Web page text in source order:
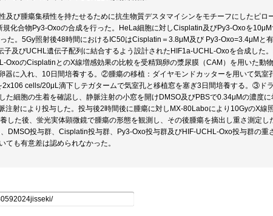
及び腫瘍集積性を持たせるために抗生物質デスタマイシンをモチーフにしたピロ
規化合物Py3-Oxoの合成を行った。HeLa細胞に対しCisplatin及びPy3-Oxoを
た。5Gy照射後48時間におけるIC50はCisplatin＝3.8μM及び Py3-Oxo=3.4μMと
子及びUCHL遺伝子配列に結合するよう設計されたHIF1a-UCHL-Oxoを合成した。
OxoのCisplatinとのX線増感効果の比較を受精鶏卵の漿尿膜（CAM）を用いた動物
器に入れ、10日間培養する。②腫瘍の移植：ダイヤモンドカッターを用いて気室
cells/20μL滴下しテガタームで気室孔と移植窓を塞ぎ3日間培養する。③ド
た細胞の生着を確認し、静脈注射の小窓を開けDMSO及びPBSで0.34μMの濃度
注射により投与した。投与後2時間後に腫瘍に対しMX-80Laboにより10GyのX
した後、蛍光実体顕微鏡で腫瘍の形態を観測し、その後腫瘍を摘出し重さ測定し
DMSO投与群、Cisplatin投与群、Py3-Oxo投与群及びHIF-UCHL-Oxo投与群の重
ても有意差は認められなかった。